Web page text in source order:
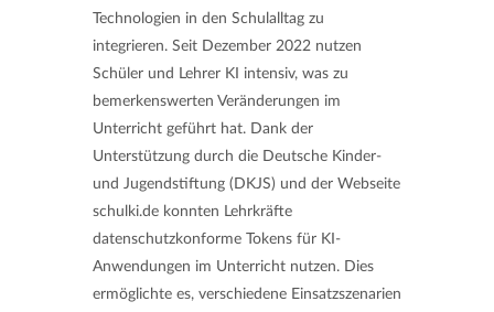
Technologien in den Schulalltag zu
integrieren. Seit Dezember 2022 nutzen
Schüler und Lehrer KI intensiv, was zu
bemerkenswerten Veränderungen im
Unterricht geführt hat. Dank der
Unterstützung durch die Deutsche Kinder-
und Jugendstiftung (DKJS) und der Webseite
schulki.de konnten Lehrkräfte
datenschutzkonforme Tokens für KI-
Anwendungen im Unterricht nutzen. Dies
ermöglichte es, verschiedene Einsatzszenarien